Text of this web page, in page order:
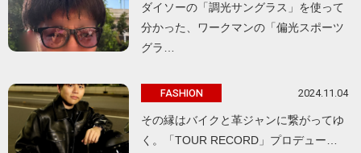
ダイソーの「調光サングラス」を使って
分かった、ワークマンの「偏光スポーツ
グラ…
FASHION 2024.11.04
その縁はバイクと革ジャンに繋がってゆ
く。「TOUR RECORD」プロデュー…